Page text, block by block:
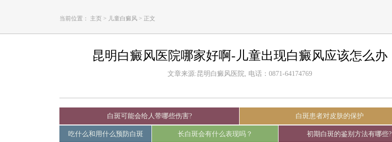
当前位置： 主页 > 儿童白癜风 > 正文
昆明白癜风医院哪家好啊-儿童出现白癜风应该怎么办
文章来源:昆明白癜风医院, 电话：0871-64174769
白斑可能会给人带哪些伤害? 白斑患者对皮肤的保护
吃什么和用什么预防白斑 长白斑会有什么表现吗？ 初期白斑的鉴别方法有哪些?